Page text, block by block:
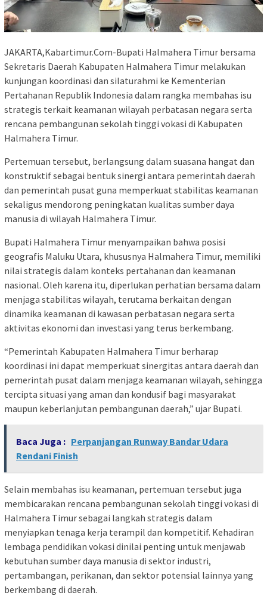
JAKARTA,Kabartimur.Com-Bupati Halmahera Timur bersama
Sekretaris Daerah Kabupaten Halmahera Timur melakukan
kunjungan koordinasi dan silaturahmi ke Kementerian
Pertahanan Republik Indonesia dalam rangka membahas isu
strategis terkait keamanan wilayah perbatasan negara serta
rencana pembangunan sekolah tinggi vokasi di Kabupaten
Halmahera Timur.
Pertemuan tersebut, berlangsung dalam suasana hangat dan
konstruktif sebagai bentuk sinergi antara pemerintah daerah
dan pemerintah pusat guna memperkuat stabilitas keamanan
sekaligus mendorong peningkatan kualitas sumber daya
manusia di wilayah Halmahera Timur.
Bupati Halmahera Timur menyampaikan bahwa posisi
geografis Maluku Utara, khususnya Halmahera Timur, memiliki
nilai strategis dalam konteks pertahanan dan keamanan
nasional. Oleh karena itu, diperlukan perhatian bersama dalam
menjaga stabilitas wilayah, terutama berkaitan dengan
dinamika keamanan di kawasan perbatasan negara serta
aktivitas ekonomi dan investasi yang terus berkembang.
“Pemerintah Kabupaten Halmahera Timur berharap
koordinasi ini dapat memperkuat sinergitas antara daerah dan
pemerintah pusat dalam menjaga keamanan wilayah, sehingga
tercipta situasi yang aman dan kondusif bagi masyarakat
maupun keberlanjutan pembangunan daerah,” ujar Bupati.
Baca Juga : Perpanjangan Runway Bandar Udara
Rendani Finish
Selain membahas isu keamanan, pertemuan tersebut juga
membicarakan rencana pembangunan sekolah tinggi vokasi di
Halmahera Timur sebagai langkah strategis dalam
menyiapkan tenaga kerja terampil dan kompetitif. Kehadiran
lembaga pendidikan vokasi dinilai penting untuk menjawab
kebutuhan sumber daya manusia di sektor industri,
pertambangan, perikanan, dan sektor potensial lainnya yang
berkembang di daerah.